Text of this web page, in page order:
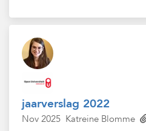
jaarverslag 2022
Nov 2025 Katreine Blomme